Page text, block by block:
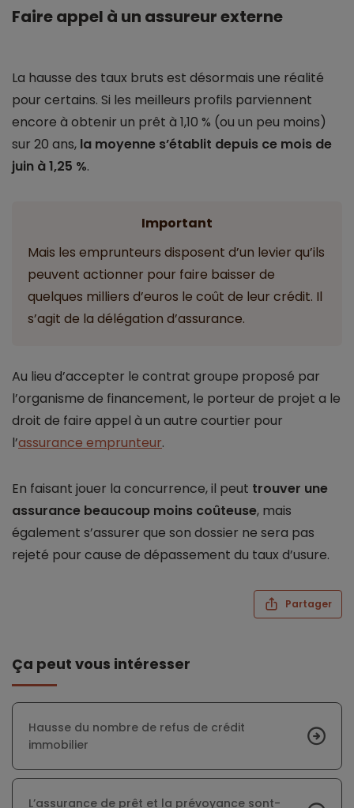
Faire appel à un assureur externe
La hausse des taux bruts est désormais une réalité
pour certains. Si les meilleurs profils parviennent
encore à obtenir un prêt à 1,10 % (ou un peu moins)
sur 20 ans, la moyenne s’établit depuis ce mois de
juin à 1,25 %.
Important
Mais les emprunteurs disposent d’un levier qu’ils
peuvent actionner pour faire baisser de
quelques milliers d’euros le coût de leur crédit. Il
s’agit de la délégation d’assurance.
Au lieu d’accepter le contrat groupe proposé par
l’organisme de financement, le porteur de projet a le
droit de faire appel à un autre courtier pour
l’assurance emprunteur.
En faisant jouer la concurrence, il peut trouver une
assurance beaucoup moins coûteuse, mais
également s’assurer que son dossier ne sera pas
rejeté pour cause de dépassement du taux d’usure.
Partager
Ça peut vous intéresser
Hausse du nombre de refus de crédit
immobilier
L’assurance de prêt et la prévoyance sont-